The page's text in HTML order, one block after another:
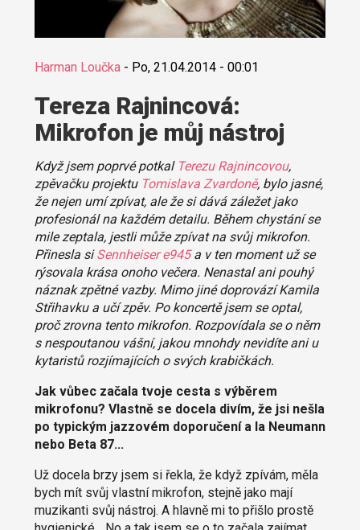
Harman Loučka- Po, 21.04.2014 - 00:01
Tereza Rajnincová:
Mikrofon je můj nástroj
Když jsem poprvé potkal Terezu Rajnincovou,
zpěvačku projektu Tomislava Zvardoně, bylo jasné,
že nejen umí zpívat, ale že si dává záležet jako
profesionál na každém detailu. Během chystání se
mile zeptala, jestli může zpívat na svůj mikrofon.
Přinesla siSennheiser e945a v ten moment už se
rýsovala krása onoho večera. Nenastal ani pouhý
náznak zpětné vazby. Mimo jiné doprovází Kamila
Střihavku a učí zpěv. Po koncertě jsem se optal,
proč zrovna tento mikrofon. Rozpovídala se o něm
s nespoutanou vášní, jakou mnohdy nevidíte ani u
kytaristů rozjímajících o svých krabičkách.
Jak vůbec začala tvoje cesta s výběrem
mikrofonu? Vlastně se docela divím, že jsi nešla
po typickým jazzovém doporučení a la Neumann
nebo Beta 87...
Už docela brzy jsem si řekla, že když zpívám, měla
bych mít svůj vlastní mikrofon, stejně jako mají
muzikanti svůj nástroj. A hlavně mi to přišlo prostě